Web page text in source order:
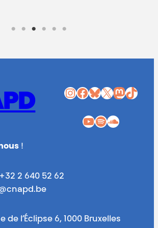
InstagramFacebook Bluesky X Mastodon TikTok
YouTube Spotify SoundCloud
!
2 640 52 62
de l’Éclipse 6, 1000 Bruxelles